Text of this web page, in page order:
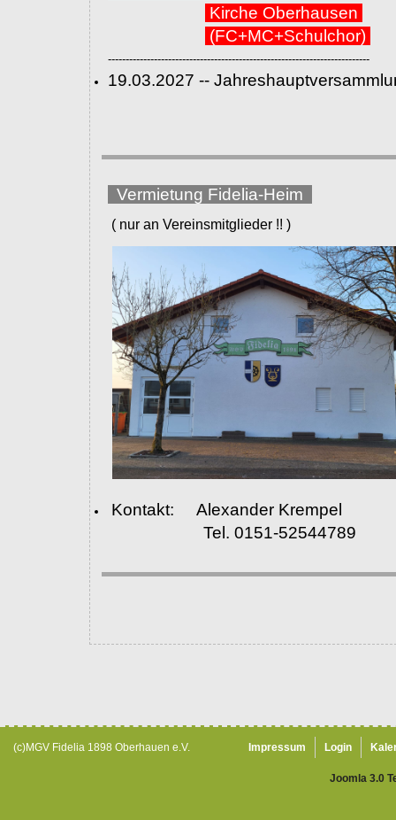
Kirche Oberhausen
(FC+MC+Schulchor)
--------------------------------------------------------------------------
19.03.2027 --
Vermietung Fidelia-Heim
( nur an Vereinsmitglieder !! )
Kontakt: Alexander Krempel
Tel. 0151-52544789
(c)MGV Fidelia 1898 Oberhauen e.V. Impressum Login
Joomla 3.0